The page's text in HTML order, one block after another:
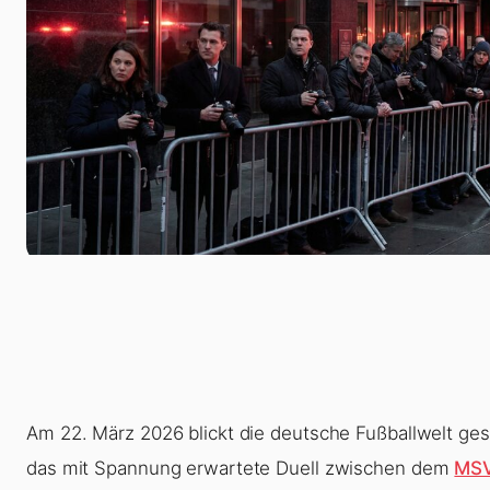
Am 22. März 2026 blickt die deutsche Fußballwelt
das mit Spannung erwartete Duell zwischen dem